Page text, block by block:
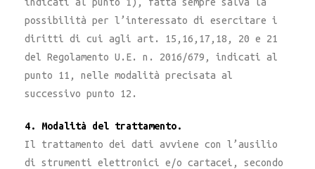
possibilità per l’interessato di esercitare i
diritti di cui agli art. 15,16,17,18, 20 e 21
del Regolamento U.E. n. 2016/679, indicati al
punto 11, nelle modalità precisata al
successivo punto 12.
4. Modalità del trattamento.
Il trattamento dei dati avviene con l’ausilio
di strumenti elettronici e/o cartacei, secondo